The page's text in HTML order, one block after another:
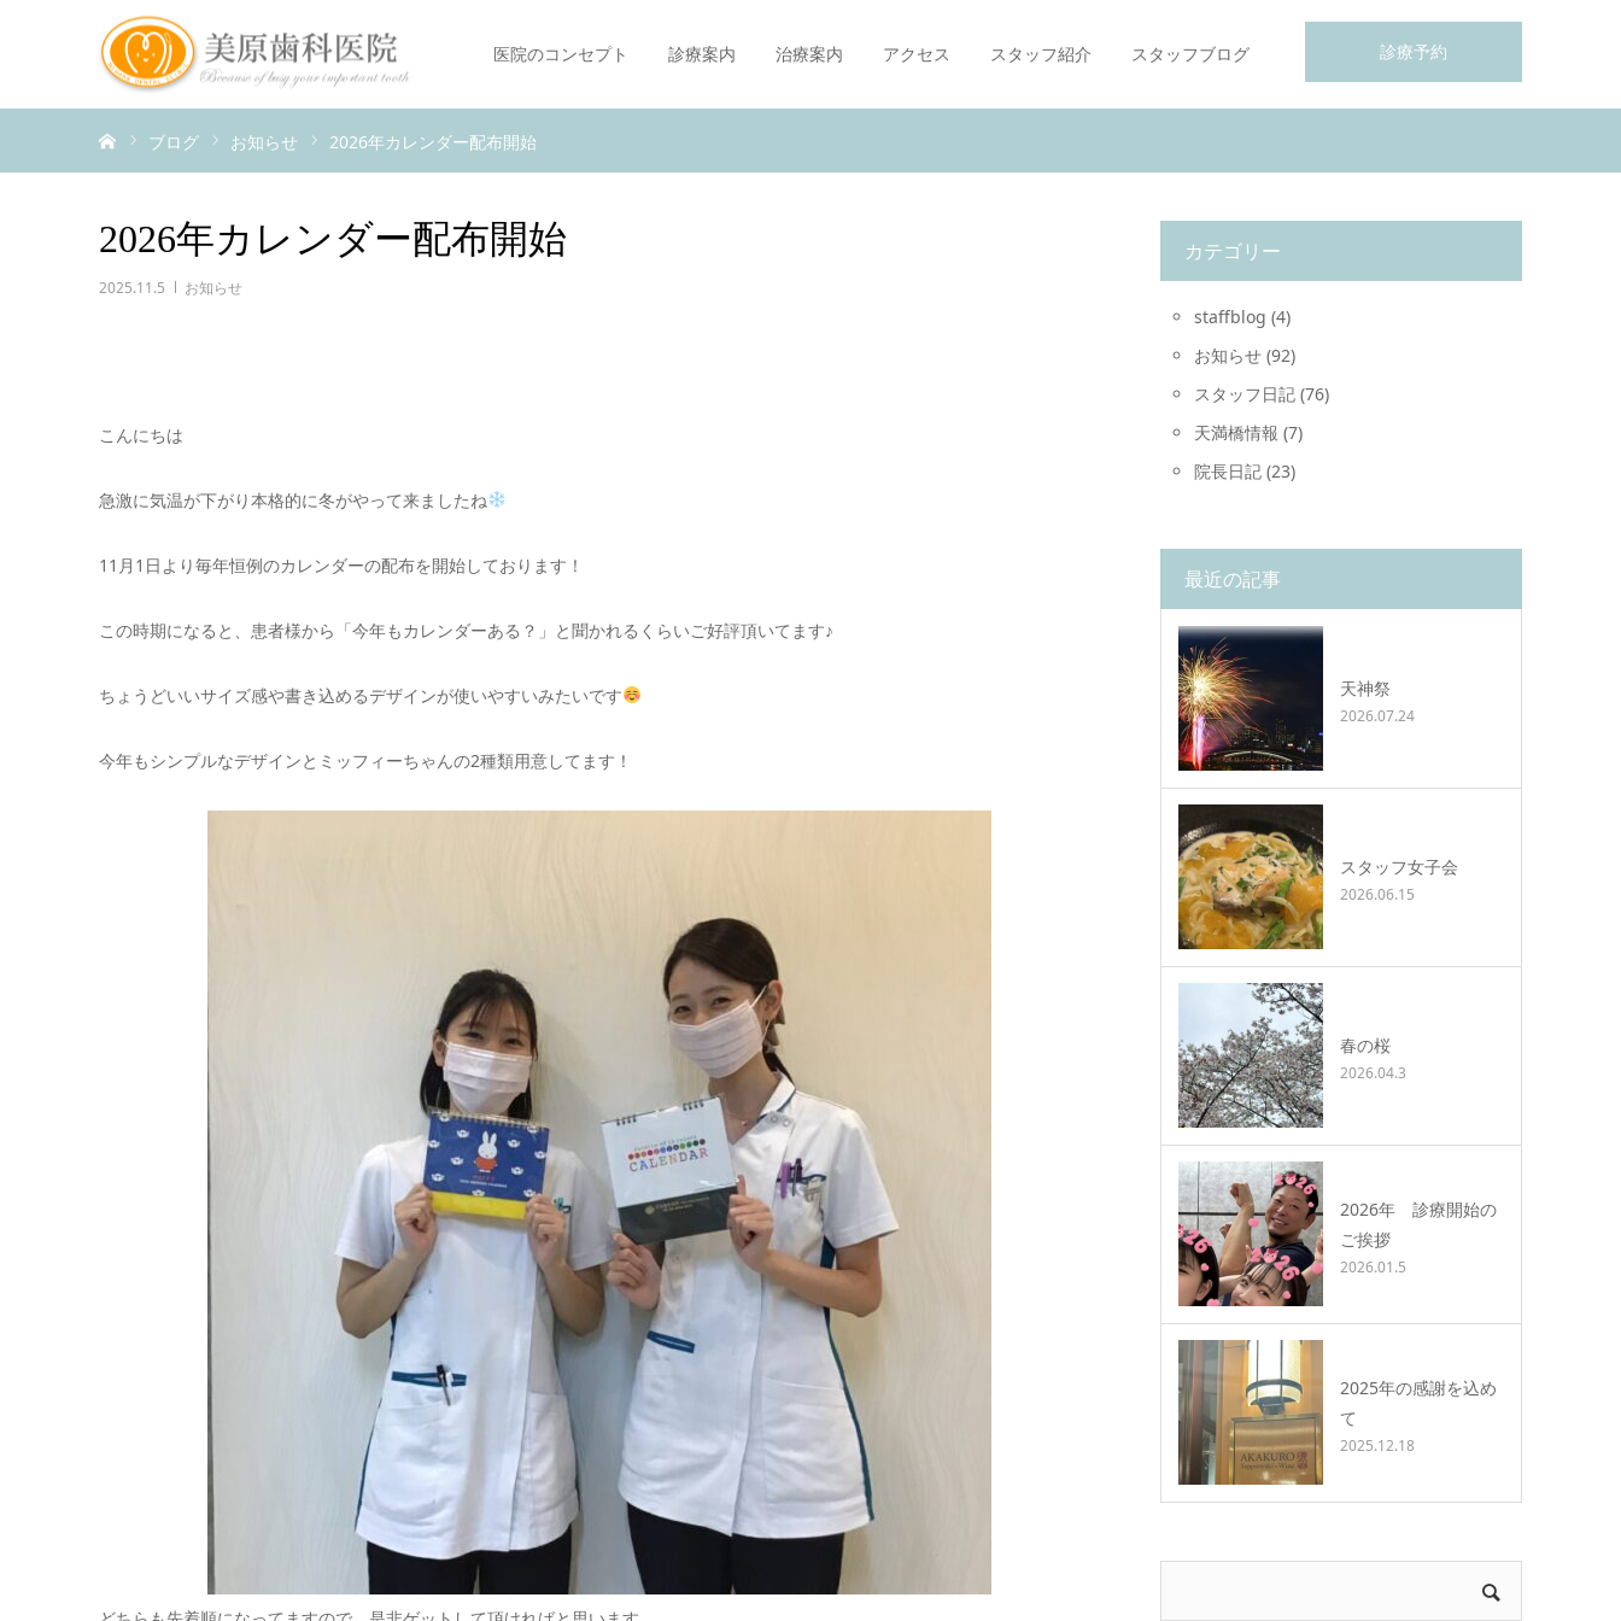
診療予約
医院のコンセプト 診療案内 治療案内 アクセス スタッフ紹介 スタッフブログ
ブログ お知らせ 2026年カレンダー配布開始
2026年カレンダー配布開始
2025.11.5 お知らせ
こんにちは
急激に気温が下がり本格的に冬がやって来ましたね
11月1日より毎年恒例のカレンダーの配布を開始しております！
この時期になると、患者様から「今年もカレンダーある？」と聞かれるくらいご好評頂いてます♪
ちょうどいいサイズ感や書き込めるデザインが使いやすいみたいです
今年もシンプルなデザインとミッフィーちゃんの2種類用意してます！
カテゴリー
staffblog (4)
お知らせ (92)
スタッフ日記 (76)
天満橋情報 (7)
院長日記 (23)
最近の記事
天神祭
2026.07.24
スタッフ女子会
2026.06.15
春の桜
2026.04.3
2026年 診療開始の
ご挨拶
2026.01.5
2025年の感謝を込め
て
2025.12.18